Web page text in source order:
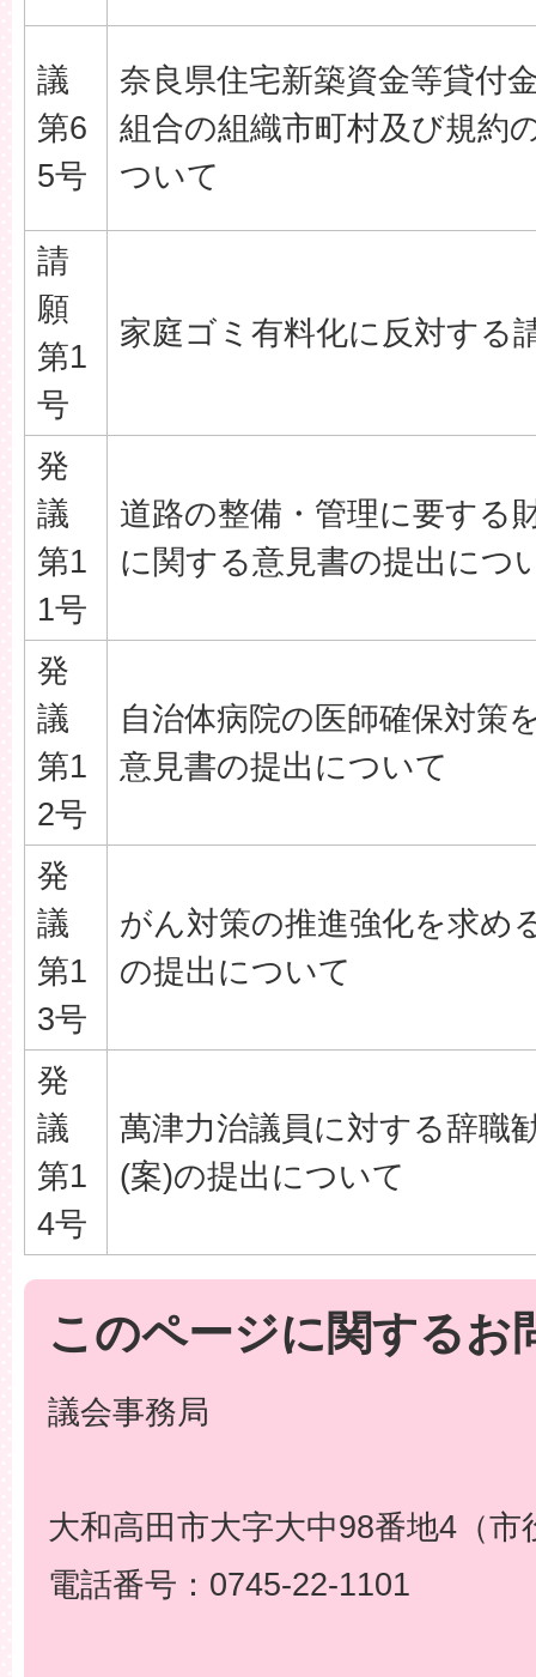
議
第6
5号
奈良県住宅新築資金等貸付
組合の組織市町村及び規約
ついて
請
願
第1
号
家庭ゴミ有料化に反対する
発
議
第1
1号
道路の整備・管理に要する
に関する意見書の提出につ
発
議
第1
2号
自治体病院の医師確保対策
意見書の提出について
発
議
第1
3号
がん対策の推進強化を求め
の提出について
発
議
第1
4号
萬津力治議員に対する辞職
(案)の提出について
このページに関するお
議会事務局
大和高田市大字大中98番地4（市
電話番号：0745-22-1101